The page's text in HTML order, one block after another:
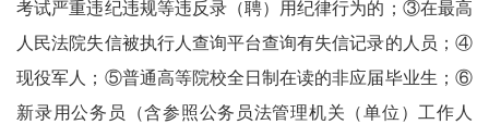
考试严重违纪违规等违反录（聘）用纪律行为的；③在最高
人民法院失信被执行人查询平台查询有失信记录的人员；④
现役军人；⑤普通高等院校全日制在读的非应届毕业生；⑥
新录用公务员（含参照公务员法管理机关（单位）工作人